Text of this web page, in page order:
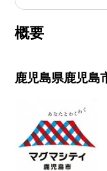
概要
鹿児島県鹿児島